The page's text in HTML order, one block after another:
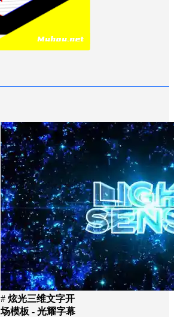
# 炫光三维文字开
场模板 - 光耀字幕